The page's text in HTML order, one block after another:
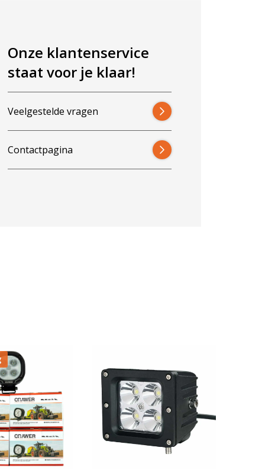
Onze klantenservice
staat voor je klaar!
Veelgestelde vragen
Contactpagina